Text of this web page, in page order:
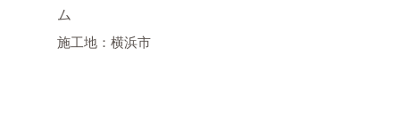
ム
施工地：横浜市